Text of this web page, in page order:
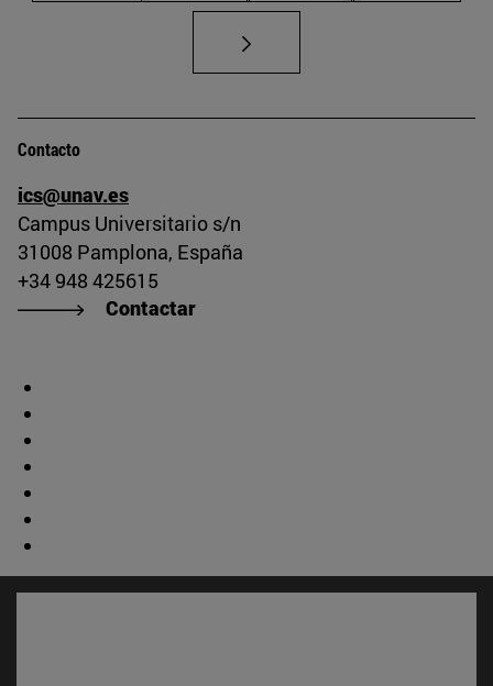
Contacto
ics@unav.es
Campus Universitario s/n
31008 Pamplona, España
+34 948 425615
Contactar